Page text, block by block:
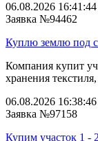
06.08.2026 16:41:44
Заявка №94462
Куплю землю под
Компания купит
хранения
06.08.2026 16:38:46
Заявка №97158
Купим участок 1 -